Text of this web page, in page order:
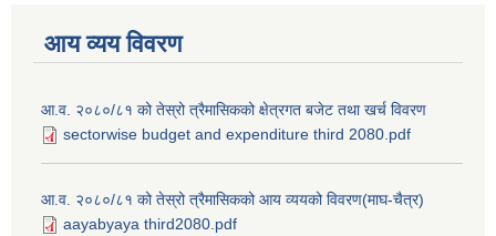
आय व्यय विवरण
आ.व. २०८०/८१ को तेस्रो त्रैमासिकको क्षेत्रगत बजेट तथा खर्च विवरण
sectorwise budget and expenditure third 2080.pdf
आ.व. २०८०/८१ को तेस्रो त्रैमासिकको आय व्ययको विवरण(माघ-चैत्र)
aayabyaya third2080.pdf